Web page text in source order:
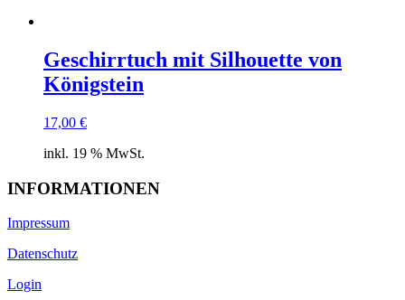
Geschirrtuch mit Silhouette von
Königstein
17,00 €
inkl. 19 % MwSt.
INFORMATIONEN
Impressum
Datenschutz
Login